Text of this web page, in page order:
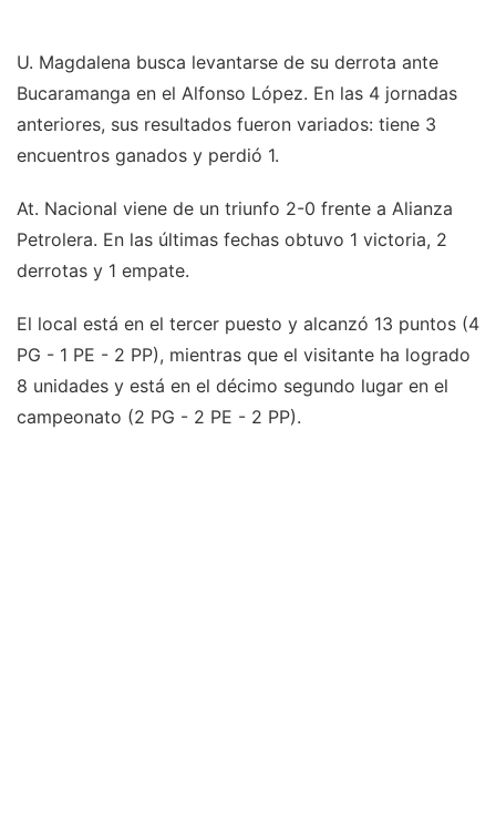
U. Magdalena busca levantarse de su derrota ante
Bucaramanga en el Alfonso López. En las 4 jornadas
anteriores, sus resultados fueron variados: tiene 3
encuentros ganados y perdió 1.
At. Nacional viene de un triunfo 2-0 frente a Alianza
Petrolera. En las últimas fechas obtuvo 1 victoria, 2
derrotas y 1 empate.
El local está en el tercer puesto y alcanzó 13 puntos (4
PG - 1 PE - 2 PP), mientras que el visitante ha logrado
8 unidades y está en el décimo segundo lugar en el
campeonato (2 PG - 2 PE - 2 PP).